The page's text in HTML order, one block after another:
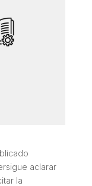
aclarar
la